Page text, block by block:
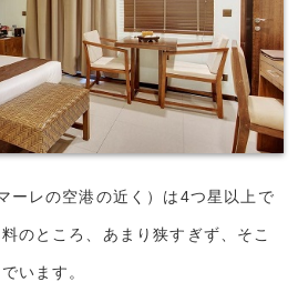
ーレの空港の近く）は4つ星以上で
のところ、あまり狭すぎず、そこ
います。